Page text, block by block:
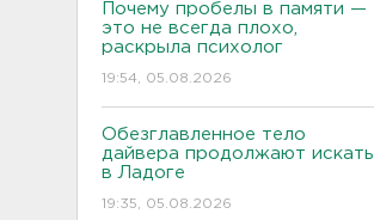
Почему пробелы в памяти —
это не всегда плохо,
раскрыла психолог
19:54, 05.08.2026
Обезглавленное тело
дайвера продолжают искать
в Ладоге
19:35, 05.08.2026